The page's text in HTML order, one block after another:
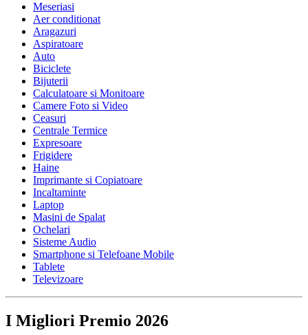
Meseriasi
Aer conditionat
Aragazuri
Aspiratoare
Auto
Biciclete
Bijuterii
Calculatoare si Monitoare
Camere Foto si Video
Ceasuri
Centrale Termice
Expresoare
Frigidere
Haine
Imprimante si Copiatoare
Incaltaminte
Laptop
Masini de Spalat
Ochelari
Sisteme Audio
Smartphone si Telefoane Mobile
Tablete
Televizoare
I Migliori Premio 2026